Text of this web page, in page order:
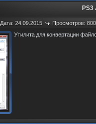
PS3
Дата: 24.09.2015
Просмотров: 800
Утилита для конвертации